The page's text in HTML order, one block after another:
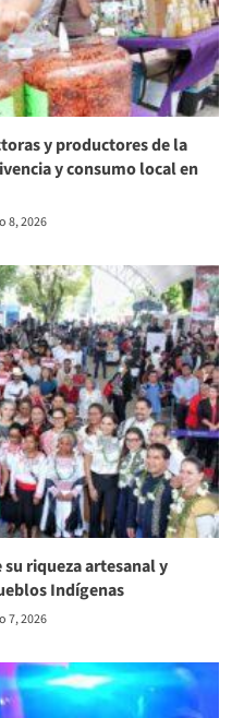
y productores de la
y consumo local en
8, 2026
riqueza artesanal y
Indígenas
7, 2026